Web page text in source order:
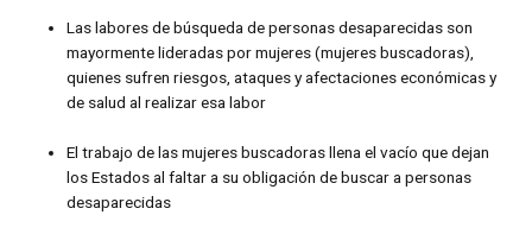
Las labores de búsqueda de personas desaparecidas son
mayormente lideradas por mujeres (mujeres buscadoras),
quienes sufren riesgos, ataques y afectaciones económicas y
de salud al realizar esa labor
El trabajo de las mujeres buscadoras llena el vacío que dejan
los Estados al faltar a su obligación de buscar a personas
desaparecidas